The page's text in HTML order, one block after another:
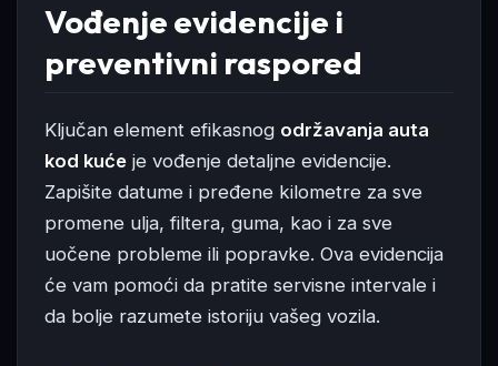
Vođenje evidencije i
preventivni raspored
Ključan element efikasnog održavanja auta
kod kuće je vođenje detaljne evidencije.
Zapišite datume i pređene kilometre za sve
promene ulja, filtera, guma, kao i za sve
uočene probleme ili popravke. Ova evidencija
će vam pomoći da pratite servisne intervale i
da bolje razumete istoriju vašeg vozila.